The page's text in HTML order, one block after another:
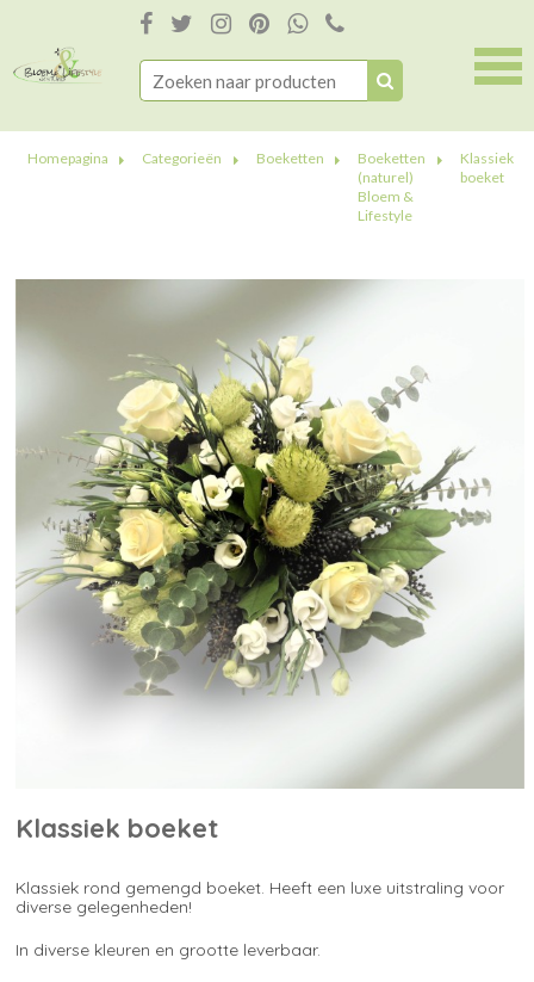
Homepagina Categorieën Boeketten
Boeketten
(naturel)
Bloem &
Lifestyle
Klassiek
boeket
Klassiek boeket
Klassiek rond gemengd boeket. Heeft een luxe uitstraling voor
diverse gelegenheden!
In diverse kleuren en grootte leverbaar.